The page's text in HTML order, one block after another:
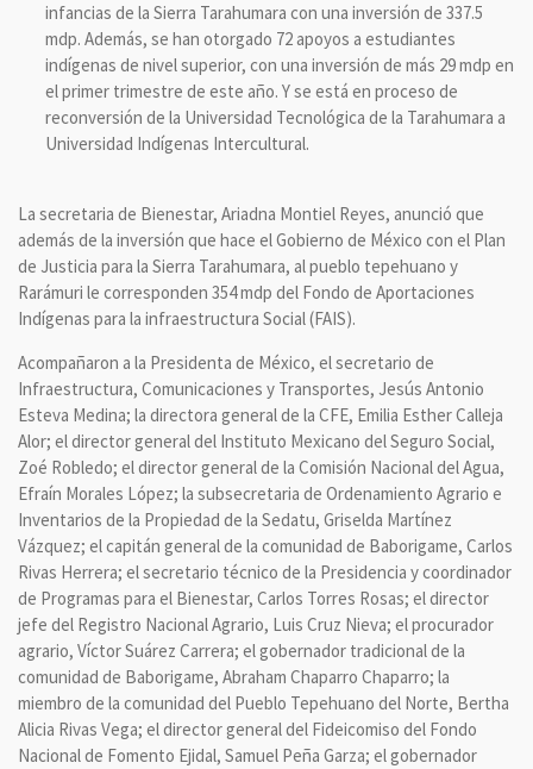
infancias de la Sierra Tarahumara con una inversión de 337.5
mdp. Además, se han otorgado 72 apoyos a estudiantes
indígenas de nivel superior, con una inversión de más 29 mdp en
el primer trimestre de este año. Y se está en proceso de
reconversión de la Universidad Tecnológica de la Tarahumara a
Universidad Indígenas Intercultural.
La secretaria de Bienestar, Ariadna Montiel Reyes, anunció que
además de la inversión que hace el Gobierno de México con el Plan
de Justicia para la Sierra Tarahumara, al pueblo tepehuano y
Rarámuri le corresponden 354 mdp del Fondo de Aportaciones
Indígenas para la infraestructura Social (FAIS).
Acompañaron a la Presidenta de México, el secretario de
Infraestructura, Comunicaciones y Transportes, Jesús Antonio
Esteva Medina; la directora general de la CFE, Emilia Esther Calleja
Alor; el director general del Instituto Mexicano del Seguro Social,
Zoé Robledo; el director general de la Comisión Nacional del Agua,
Efraín Morales López; la subsecretaria de Ordenamiento Agrario e
Inventarios de la Propiedad de la Sedatu, Griselda Martínez
Vázquez; el capitán general de la comunidad de Baborigame, Carlos
Rivas Herrera; el secretario técnico de la Presidencia y coordinador
de Programas para el Bienestar, Carlos Torres Rosas; el director
jefe del Registro Nacional Agrario, Luis Cruz Nieva; el procurador
agrario, Víctor Suárez Carrera; el gobernador tradicional de la
comunidad de Baborigame, Abraham Chaparro Chaparro; la
miembro de la comunidad del Pueblo Tepehuano del Norte, Bertha
Alicia Rivas Vega; el director general del Fideicomiso del Fondo
Nacional de Fomento Ejidal, Samuel Peña Garza; el gobernador